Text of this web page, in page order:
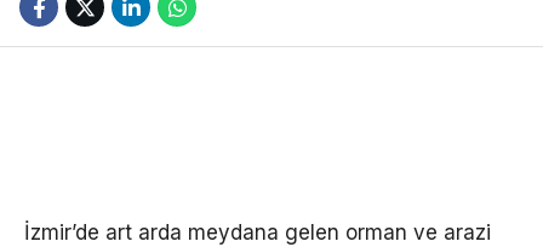
İzmir’de art arda meydana gelen orman ve arazi